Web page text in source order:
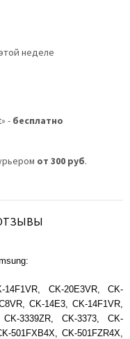
неделе
- бесплатно
от 300 руб.
14F1VR, CK-20E3VR, CK-
CK-14E3, CK-14F1VR,
3339ZR, CK-3373, CK-
501FXB4X, CK-501FZR4X,